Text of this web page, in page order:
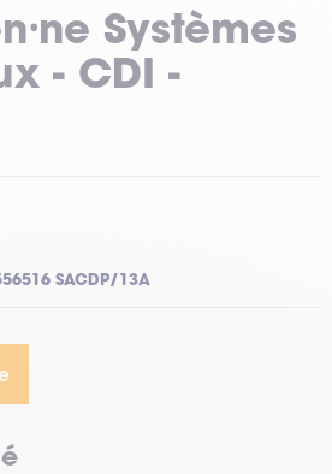
Systèmes
- CDI -
SACDP/13A